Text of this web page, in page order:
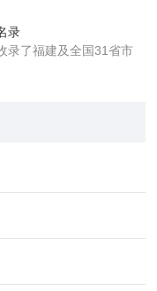
录
录了福建及全国31省市